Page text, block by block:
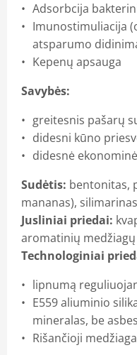
Adsorbcija
Imunostimuliacija
atsparumo
Kepenų apsauga
Savybės:
greitesnis pašarų
didesni kūno
didesnė
Sudėtis: bentonitas,
mananas),
Jusliniai priedai:
aromatinių
Technologiniai
lipnumą
E559 aliuminio
mineralas, be
Rišančioji